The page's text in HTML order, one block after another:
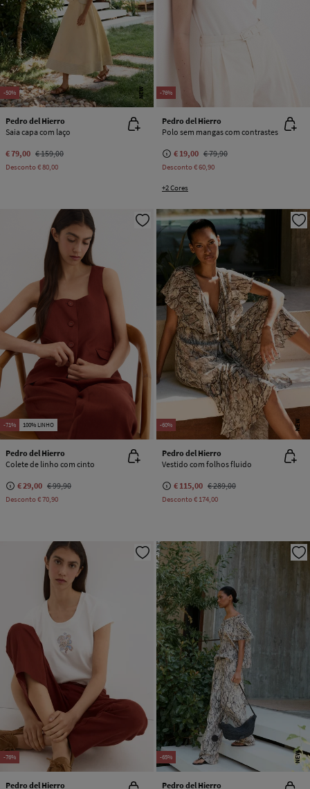
-50% NEW
Pedro del Hierro
Saia capa com laço
€ 79,00 € 159,00
Desconto€ 80,00
-76%
Pedro del Hierro
Polo sem mangas com contrastes
€ 19,00 € 79,90
Desconto€ 60,90
+2 Cores
-71% 100% LINHO
Pedro del Hierro
Colete de linho com cinto
€ 29,00 € 99,90
Desconto€ 70,90
-60% NEW
Pedro del Hierro
Vestido com folhos fluido
€ 115,00 € 289,00
Desconto€ 174,00
-76%
Pedro del Hierro
-65% NEW
Pedro del Hierro